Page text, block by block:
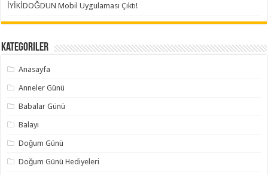
İYİKİDOĞDUN Mobil Uygulaması Çıktı!
Kategoriler
Anasayfa
Anneler Günü
Babalar Günü
Balayı
Doğum Günü
Doğum Günü Hediyeleri